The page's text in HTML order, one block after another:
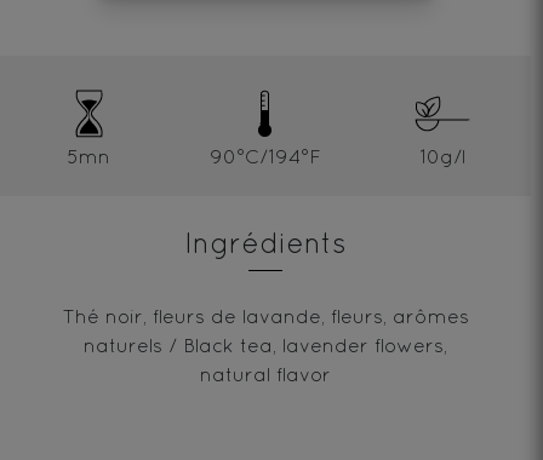
5mn 90°C/194°F 10g/l
Ingrédients
Thé noir, fleurs de lavande, fleurs, arômes
naturels / Black tea, lavender flowers,
natural flavor